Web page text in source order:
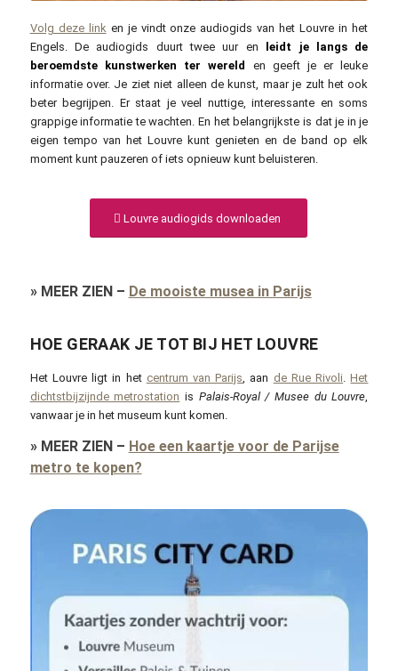
Volg deze linken je vindt onze audiogids van het Louvre in het
Engels. De audiogids duurt twee uur en
leidt je langs de
beroemdste kunstwerken ter wereld
en geeft je er leuke
informatie over. Je ziet niet alleen de kunst, maar je zult het ook
beter begrijpen. Er staat je veel nuttige, interessante en soms
grappige informatie te wachten. En het belangrijkste is dat je in je
eigen tempo van het Louvre kunt genieten en de band op elk
moment kunt pauzeren of iets opnieuw kunt beluisteren.
Louvre audiogids downloaden
» MEER ZIEN– De mooiste musea in Parijs
HOE GERAAK JE TOT BIJ HET LOUVRE
Het Louvre ligt in het centrum van Parijs , aan de Rue Rivoli .Het
dichtstbijzijnde metrostation is Palais-Royal / Musee du Louvre
vanwaar je in het museum kunt komen.
» MEER ZIEN – Hoe een kaartje voor de Parijse
metro te kopen?